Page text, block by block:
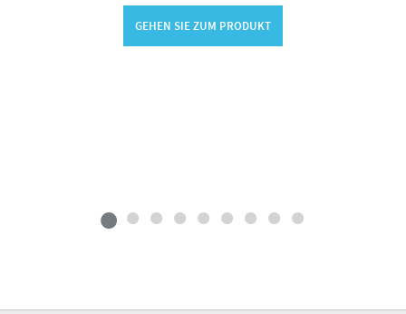
GEHEN SIE ZUM PRODUKT